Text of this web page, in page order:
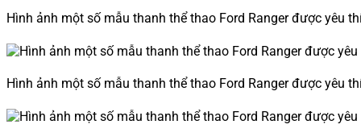
Hình ảnh một số mẫu thanh thể thao Ford Ranger được yêu
Hình ảnh một số mẫu thanh thể thao Ford Ranger được yêu